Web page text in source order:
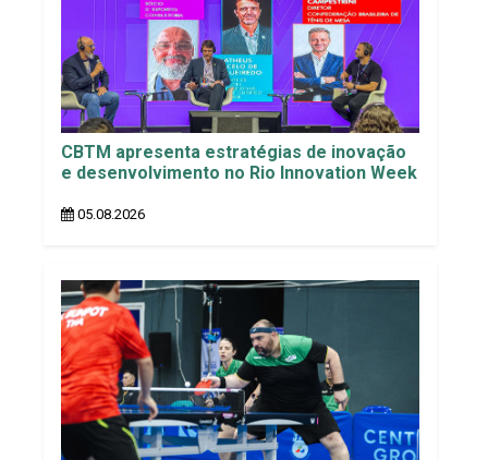
CBTM apresenta estratégias de inovação
e desenvolvimento no Rio Innovation Week
05.08.2026